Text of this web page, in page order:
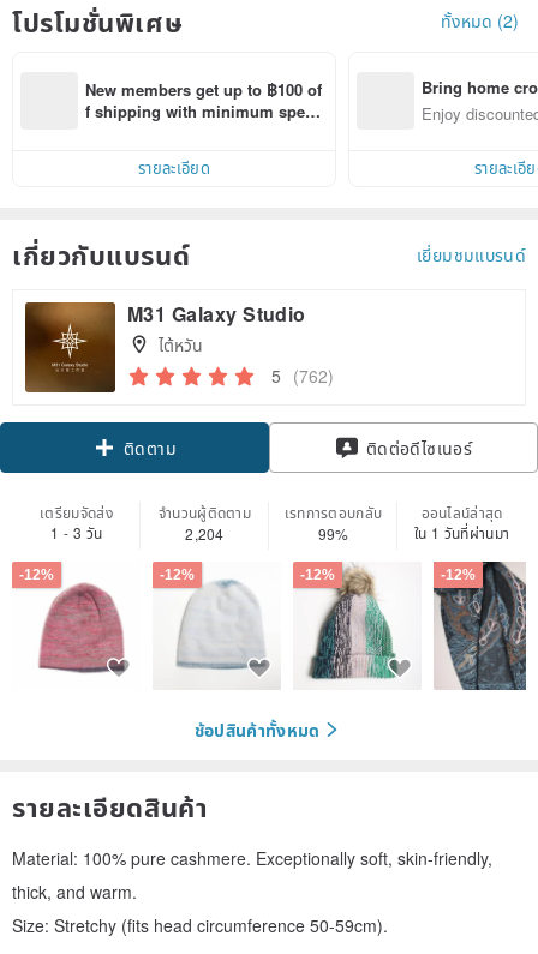
โปรโมชั่นพิเศษ ทั้งหมด (2)
New members get up to ฿100 of
f shipping with minimum spen
รายละเอียด
Bring home
n with ease
Enjoy
รายละเอี
เกี่ยวกับแบรนด์ เยี่ยมชมแบรนด์
M31 Galaxy Studio
ไต้หวัน
5 (762)
ติดตาม ติดต่อดีไซเนอร์
เตรียมจัดส่ง
1 - 3 วัน
จำนวนผู้ติดตาม
2,204
เรทการตอบกลับ
99%
ออนไลน์ล่าสุด
ใน 1 วันที่ผ่านมา
-12% -12% -12% -12%
ช้อปสินค้าทั้งหมด
รายละเอียดสินค้า
Material: 100% pure cashmere. Exceptionally soft, skin-friendly,
thick, and warm.
Size: Stretchy (fits head circumference 50-59cm).